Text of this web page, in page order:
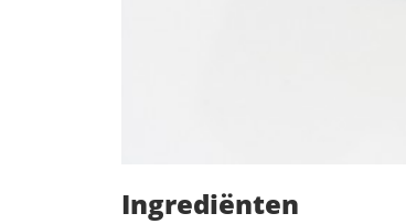
Ingrediënten